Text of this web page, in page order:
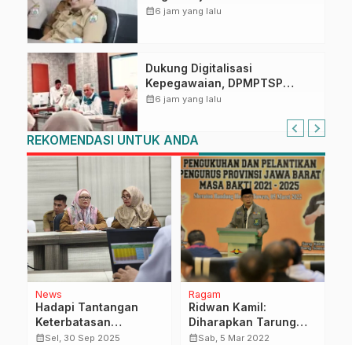
Scamming
calendar_month6 jam yang lalu
Dukung Digitalisasi
Kepegawaian, DPMPTSP
Sulbar Siap Terapkan Aplikasi
calendar_month6 jam yang lalu
REKOMENDASI UNTUK ANDA
News
Hadapi Tantangan
Keterbatasan
Anggaran, Diskes
calendar_monthSel, 30 Sep 2025
Ragam
Ridwan Kamil:
Diharapkan Tarung
Derajat Dapat Masuk
calendar_monthSab, 5 Mar 2022